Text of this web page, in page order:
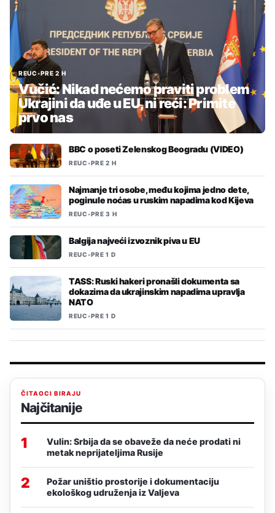
REUC•PRE 2 H
Vučić: Nikad nećemo praviti problem
Ukrajini da uđe u EU, ni reći: Primite
prvo nas
BBC o poseti Zelenskog Beogradu (VIDEO)
REUC•PRE 2 H
Najmanje tri osobe, među kojima jedno dete,
poginule noćas u ruskim napadima kod Kijeva
REUC•PRE 3 H
Balgija najveći izvoznik piva u EU
REUC•PRE 1 D
TASS: Ruski hakeri pronašli dokumenta sa
dokazima da ukrajinskim napadima upravlja
NATO
REUC•PRE 1 D
ČITAOCI BIRAJU
Najčitanije
1
Vulin: Srbija da se obaveže da neće prodati ni
metak neprijateljima Rusije
2
Požar uništio prostorije i dokumentaciju
ekološkog udruženja iz Valjeva